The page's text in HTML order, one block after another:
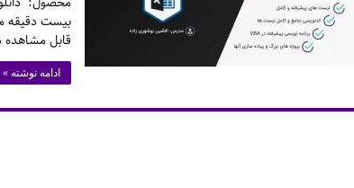
قابل مشاهده
ادامه نوشته »